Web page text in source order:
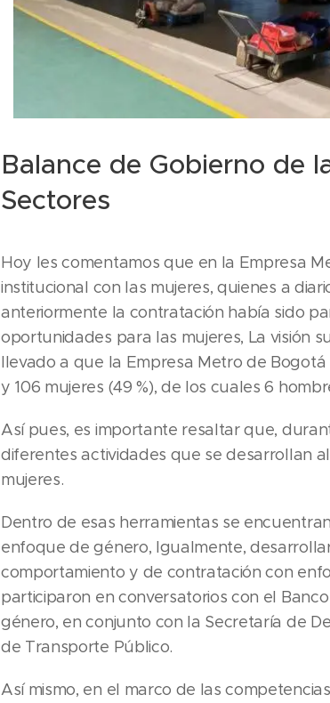
Balance de Gobierno de
Sectores
Hoy les comentamos que en la Empresa
institucional con las mujeres, quienes a
anteriormente la contratación había sido
oportunidades para las mujeres, La visión
llevado a que la Empresa Metro de Bogotá
y 106 mujeres (49 %), de los cuales 6
Así pues, es importante resaltar que,
diferentes actividades que se desarrollan
mujeres.
Dentro de esas herramientas se
enfoque de género, Igualmente,
comportamiento y de contratación con
participaron en conversatorios con el
género, en conjunto con la Secretaría de
de Transporte Público.
Así mismo, en el marco de las